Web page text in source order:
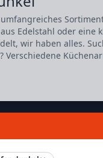
Edelstahl oder eine
wir haben alles.
Verschiedene